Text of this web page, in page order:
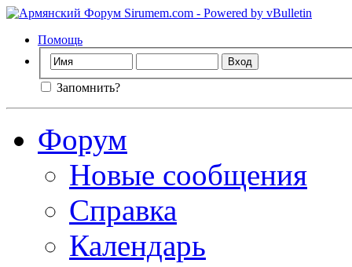
Помощь
Запомнить?
Форум
Новые сообщения
Справка
Календарь